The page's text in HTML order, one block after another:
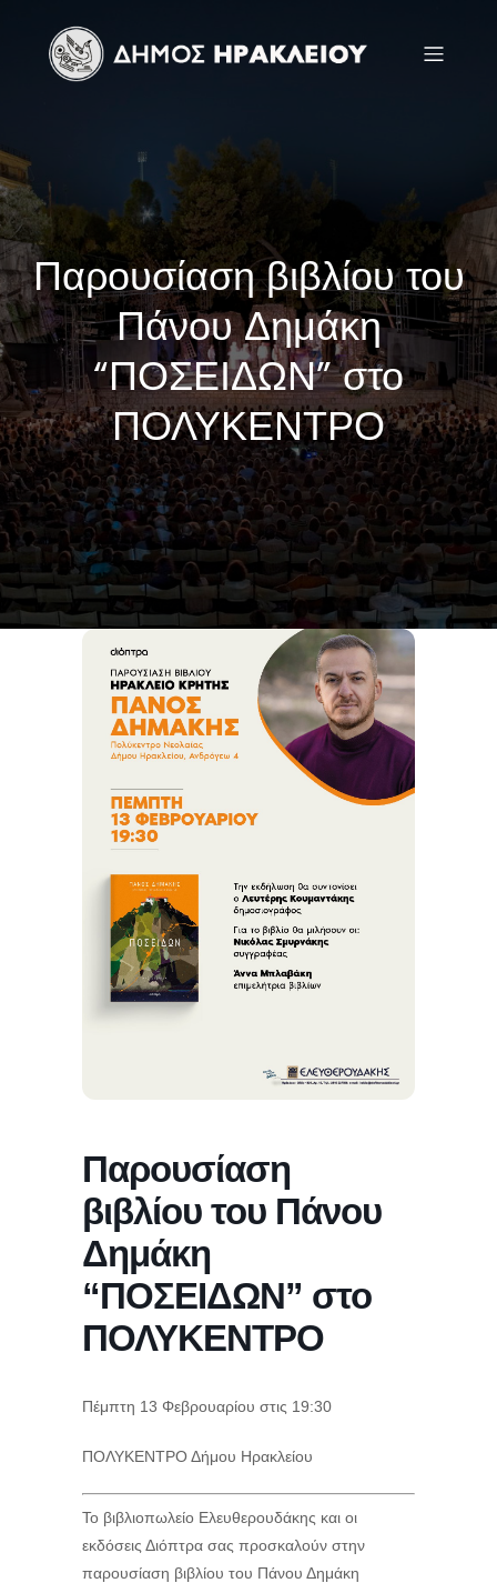
Παρουσίαση βιβλίου του
Πάνου Δημάκη
“ΠΟΣΕΙΔΩΝ” στο
ΠΟΛΥΚΕΝΤΡΟ
Παρουσίαση
βιβλίου του Πάνου
Δημάκη
“ΠΟΣΕΙΔΩΝ” στο
ΠΟΛΥΚΕΝΤΡΟ
Πέμπτη 13 Φεβρουαρίου στις 19:30
ΠΟΛΥΚΕΝΤΡΟ Δήμου Ηρακλείου
Το βιβλιοπωλείο Ελευθερουδάκης και οι
εκδόσεις Διόπτρα σας προσκαλούν στην
παρουσίαση βιβλίου του Πάνου Δημάκη